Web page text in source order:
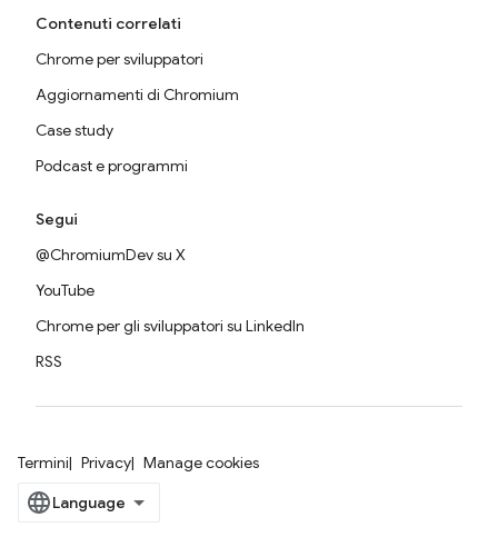
Contenuti correlati
Chrome per sviluppatori
Aggiornamenti di Chromium
Case study
Podcast e programmi
Segui
@ChromiumDev su X
YouTube
Chrome per gli sviluppatori su LinkedIn
RSS
Termini Privacy Manage cookies